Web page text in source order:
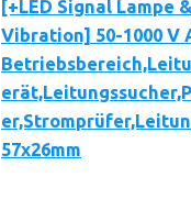
[+LED Signal Lampe &
Vibration] 50-1000 V
57x26mm